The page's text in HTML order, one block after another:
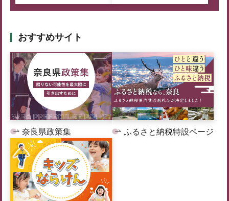
おすすめサイト
奈良県政策集 ふるさと納税特設ページ